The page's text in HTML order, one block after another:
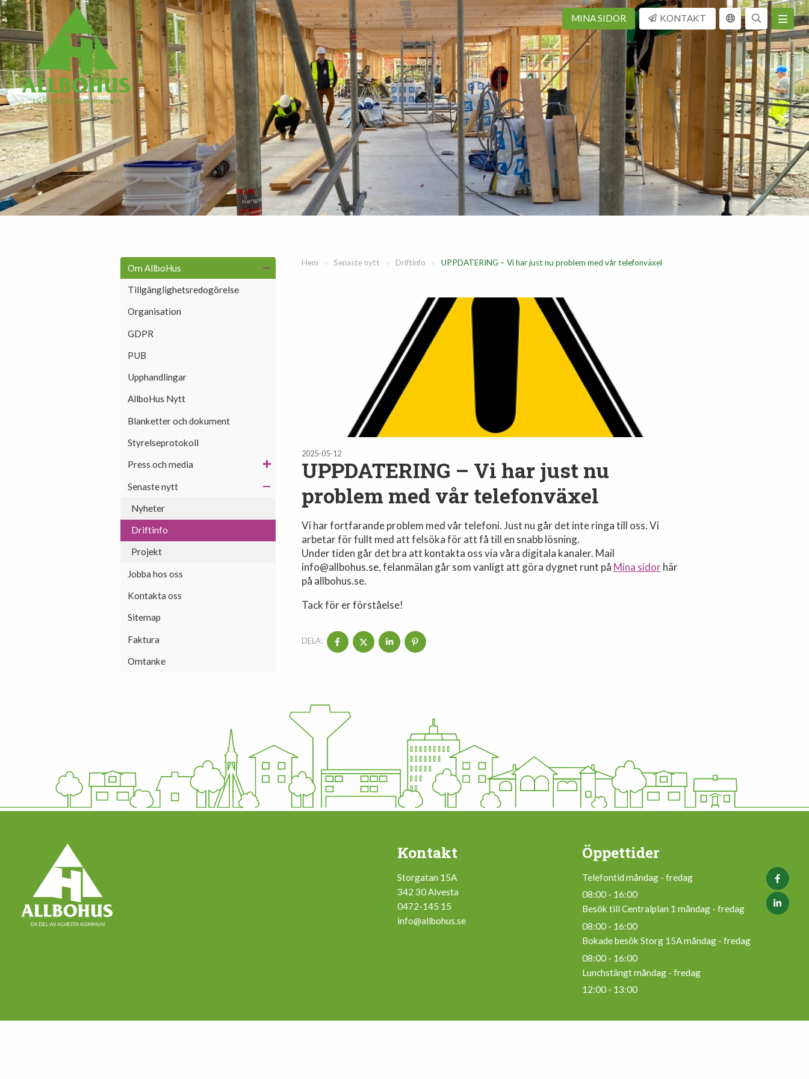
MINA SIDOR KONTAKT
Om AllboHus
Tillgänglighetsredogörelse
Organisation
GDPR
PUB
Upphandlingar
AllboHus Nytt
Blanketter och dokument
Styrelseprotokoll
Press och media
Senaste nytt
Nyheter
Driftinfo
Projekt
Jobba hos oss
Kontakta oss
Sitemap
Faktura
Omtanke
Hem » Senaste nytt » Driftinfo » UPPDATERING – Vi har just nu problem med vår telefonväxel
2025-05-12
UPPDATERING – Vi har just nu
problem med vår telefonväxel
Vi har fortfarande problem med vår telefoni. Just nu går det inte ringa till oss. Vi
arbetar för fullt med att felsöka för att få till en snabb lösning.
Under tiden går det bra att kontakta oss via våra digitala kanaler. Mail
info@allbohus.se, felanmälan går som vanligt att göra dygnet runt på Mina sidorhär
på allbohus.se.
Tack för er förståelse!
DELA:
Kontakt
Storgatan 15A
342 30 Alvesta
0472-145 15
info@allbohus.se
Öppettider
Telefontid måndag - fredag
08:00 - 16:00
Besök till Centralplan 1 måndag - fredag
08:00 - 16:00
Bokade besök Storg 15A måndag - fredag
08:00 - 16:00
Lunchstängt måndag - fredag
12:00 - 13:00